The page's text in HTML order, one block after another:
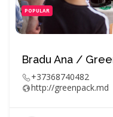
POPULAR
Bradu Ana /
+37368740482
http://greenpack.md